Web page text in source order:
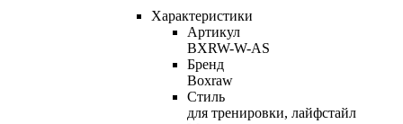
Характеристики
Артикул
BXRW-W-AS
Бренд
Boxraw
Стиль
для тренировки, лайфстайл